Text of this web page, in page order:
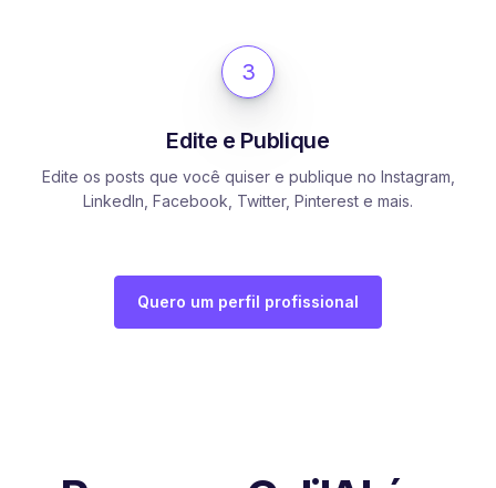
3
Edite e Publique
Edite os posts que você quiser e publique no Instagram,
LinkedIn, Facebook, Twitter, Pinterest e mais.
Quero um perfil profissional